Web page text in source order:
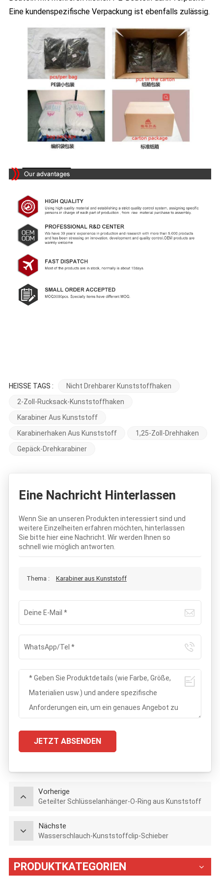
Eine kundenspezifische Verpackung ist ebenfalls zulässig.
HEISSE TAGS :
Nicht Drehbarer Kunststoffhaken
2-Zoll-Rucksack-Kunststoffhaken
Karabiner Aus Kunststoff
Karabinerhaken Aus Kunststoff
1,25-Zoll-Drehhaken
Gepäck-Drehkarabiner
Eine Nachricht Hinterlassen
Wenn Sie an unseren Produkten interessiert sind und
weitere Einzelheiten erfahren möchten, hinterlassen
Sie bitte hier eine Nachricht. Wir werden Ihnen so
schnell wie möglich antworten.
Thema : Karabiner aus Kunststoff
JETZT ABSENDEN
Vorherige
Geteilter Schlüsselanhänger-O-Ring aus Kunststoff
Nächste
Wasserschlauch-Kunststoffclip-Schieber
PRODUKTKATEGORIEN